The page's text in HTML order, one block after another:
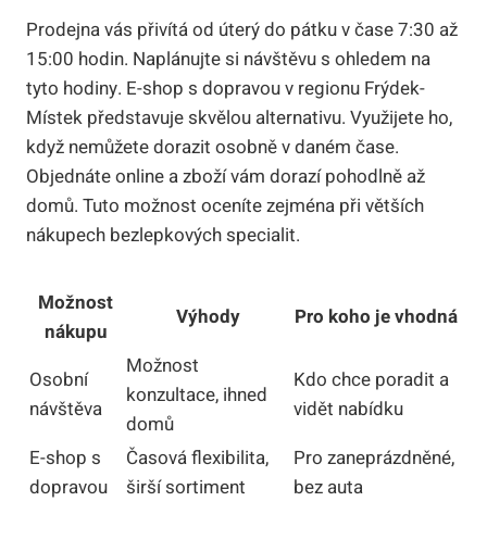
Prodejna vás přivítá od úterý do pátku v čase 7:30 až
15:00 hodin. Naplánujte si návštěvu s ohledem na
tyto hodiny. E-shop s dopravou v regionu Frýdek-
Místek představuje skvělou alternativu. Využijete ho,
když nemůžete dorazit osobně v daném čase.
Objednáte online a zboží vám dorazí pohodlně až
domů. Tuto možnost oceníte zejména při větších
nákupech bezlepkových specialit.
Možnost
nákupu
Výhody Pro koho je vhodná
Osobní
návštěva
Možnost
konzultace, ihned
domů
Kdo chce poradit a
vidět nabídku
E-shop s
dopravou
Časová flexibilita,
širší sortiment
Pro zaneprázdněné,
bez auta